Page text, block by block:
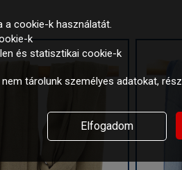
a cookie-k használatát.
k
és statisztikai cookie-k
tárolunk személyes adatokat,
Elfogadom